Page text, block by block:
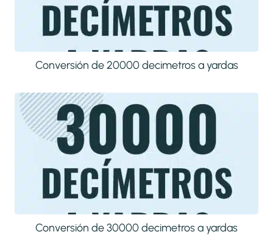
Conversión de 20000 decimetros a yardas
Conversión de 30000 decimetros a yardas